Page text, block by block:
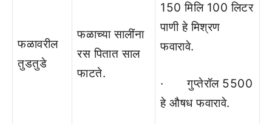
फळावरील
तुडतुडे
फळाच्‍या सालींना
रस पितात साल
फाटते.
150 मिलि 100 लिटर
पाणी हे मिश्रण
फवारावे.
· गुप्‍तेरॉल 5500
हे औषध फवारावे.